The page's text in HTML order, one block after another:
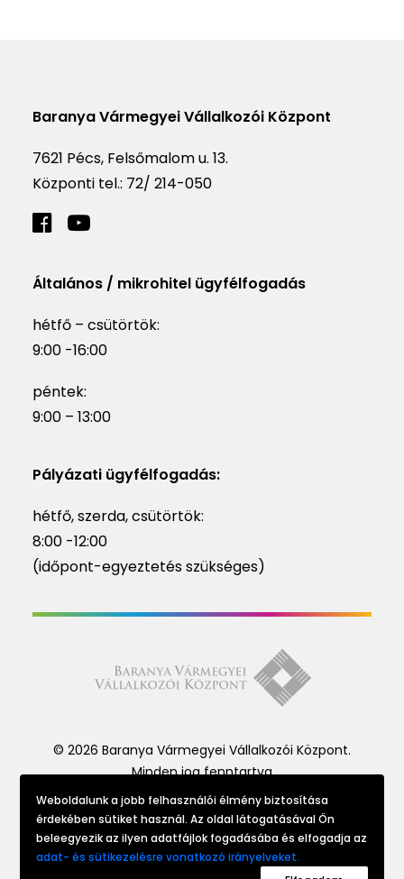
Baranya Vármegyei Vállalkozói Központ
7621 Pécs, Felsőmalom u. 13.
Központi tel.: 72/ 214-050
Általános / mikrohitel ügyfélfogadás
hétfő – csütörtök:
9:00 -16:00
péntek:
9:00 – 13:00
Pályázati ügyfélfogadás:
hétfő, szerda, csütörtök:
8:00 -12:00
(időpont-egyeztetés szükséges)
© 2026 Baranya Vármegyei Vállalkozói Központ.
Minden jog fenntartva
Website made by
Weboldalunk a jobb felhasználói élmény biztosítása
érdekében sütiket használ. Az oldal látogatásával Ön
beleegyezik az ilyen adatfájlok fogadásába és elfogadja az
adat- és sütikezelésre vonatkozó irányelveket.